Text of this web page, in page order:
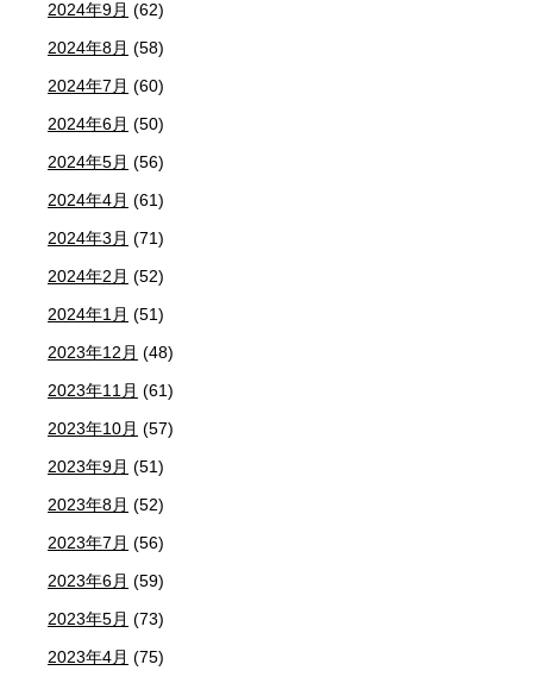
2024年9月 (62)
2024年8月 (58)
2024年7月 (60)
2024年6月 (50)
2024年5月 (56)
2024年4月 (61)
2024年3月 (71)
2024年2月 (52)
2024年1月 (51)
2023年12月 (48)
2023年11月 (61)
2023年10月 (57)
2023年9月 (51)
2023年8月 (52)
2023年7月 (56)
2023年6月 (59)
2023年5月 (73)
2023年4月 (75)